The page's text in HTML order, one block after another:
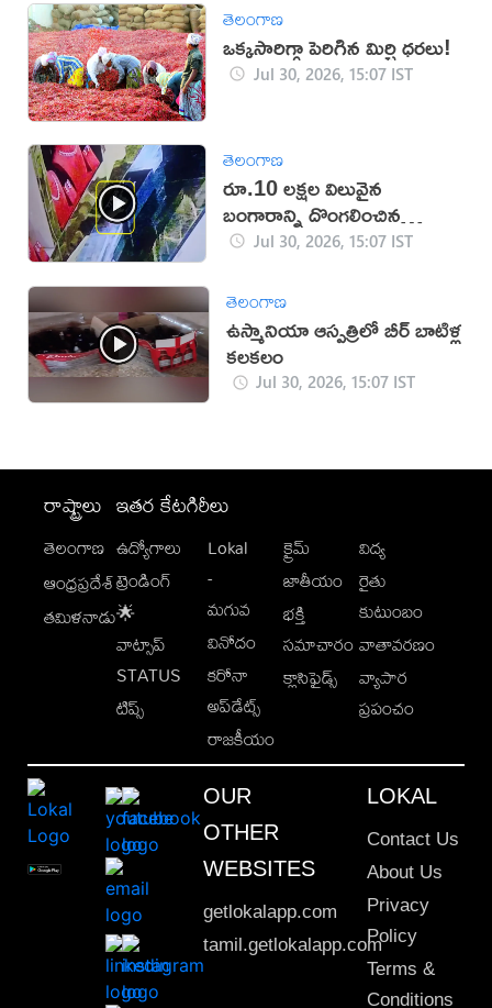
తెలంగాణ
ఒక్కసారిగ్గా పెరిగిన మిర్చి ధరలు!
Jul 30, 2026, 15:07 IST
తెలంగాణ
రూ.10 లక్షల విలువైన
బంగారాన్ని దొంగలించిన
‘ఎలుక’ (వీడియో)
Jul 30, 2026, 15:07 IST
తెలంగాణ
ఉస్మానియా ఆస్పత్రిలో బీర్ బాటిళ్ల
కలకలం
Jul 30, 2026, 15:07 IST
రాష్ట్రాలు
తెలంగాణ
ఆంధ్రప్రదేశ్
తమిళనాడు
ఇతర కేటగిరీలు
ఉద్యోగాలు
ట్రెండింగ్
🌟
వాట్సాప్
STATUS
టిప్స్
Lokal
-
మగువ
వినోదం
కరోనా
అప్‌డేట్స్
రాజకీయం
క్రైమ్
జాతీయం
భక్తి
సమాచారం
క్లాసిఫైడ్స్
విద్య
రైతు
కుటుంబం
వాతావరణం
వ్యాపార
ప్రపంచం
OUR
OTHER
WEBSITES
getlokalapp.com
tamil.getlokalapp.com
LOKAL
Contact Us
About Us
Privacy
Policy
Terms &
Conditions